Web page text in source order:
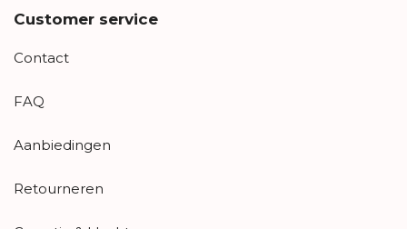
Customer service
Contact
FAQ
Aanbiedingen
Retourneren